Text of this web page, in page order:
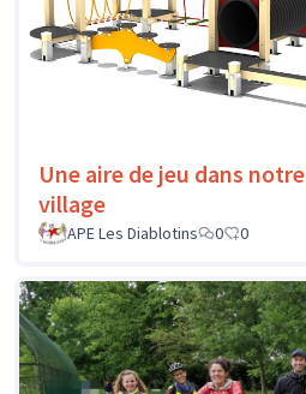
Une aire de jeu dans notre
village
APE Les Diablotins
0 0